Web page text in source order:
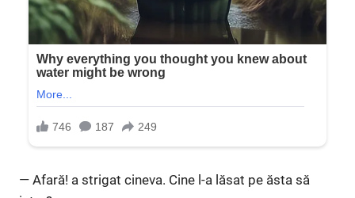
— Afară! a strigat cineva. Cine l-a lăsat pe ăsta să